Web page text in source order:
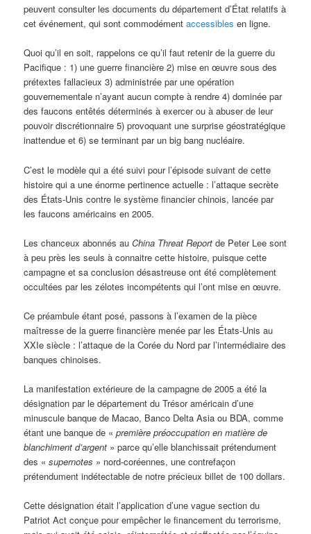
peuvent consulter les documents du département d’État relatifs à
cet événement, qui sont commodémentaccessibles en ligne.
Quoi qu’il en soit, rappelons ce qu’il faut retenir de la guerre du
Pacifique : 1) une guerre financière 2) mise en œuvre sous des
prétextes fallacieux 3) administrée par une opération
gouvernementale n’ayant aucun compte à rendre 4) dominée par
des faucons entêtés déterminés à exercer ou à abuser de leur
pouvoir discrétionnaire 5) provoquant une surprise géostratégique
inattendue et 6) se terminant par un big bang nucléaire.
C’est le modèle qui a été suivi pour l’épisode suivant de cette
histoire qui a une énorme pertinence actuelle : l’attaque secrète
des États-Unis contre le système financier chinois, lancée par
les faucons américains en 2005.
Les chanceux abonnés auChina Threat Report de Peter Lee sont
à peu près les seuls à connaitre cette histoire, puisque cette
campagne et sa conclusion désastreuse ont été complètement
occultées par les zélotes incompétents qui l’ont mise en œuvre.
Ce préambule étant posé, passons à l’examen de la pièce
maîtresse de la guerre financière menée par les États-Unis au
XXIe siècle : l’attaque de la Corée du Nord par l’intermédiaire des
banques chinoises.
La manifestation extérieure de la campagne de 2005 a été la
désignation par le département du Trésor américain d’une
minuscule banque de Macao, Banco Delta Asia ou BDA, comme
étant une banque de «première préoccupation en matière de
blanchiment d’argent » parce qu’elle blanchissait prétendument
des «supernotes » nord-coréennes, une contrefaçon
prétendument indétectable de notre précieux billet de 100 dollars.
Cette désignation était l’application d’une vague section du
Patriot Act conçue pour empêcher le financement du terrorisme,